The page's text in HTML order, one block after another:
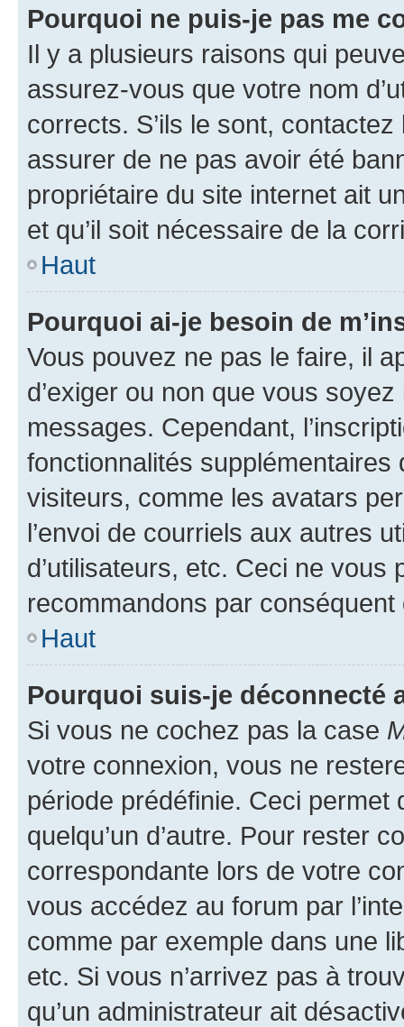
Pourquoi ne puis-je pas me
Il y a plusieurs raisons qui
assurez-vous que votre nom
corrects. S’ils le sont,
assurer de ne pas avoir été
propriétaire du site internet ait
et qu’il soit nécessaire de la
Haut
Pourquoi ai-je besoin de
Vous pouvez ne pas le faire, il
d’exiger ou non que vous
messages. Cependant,
fonctionnalités
visiteurs, comme les avatars
l’envoi de courriels aux autres
d’utilisateurs, etc. Ceci ne vous
recommandons par conséquent
Haut
Pourquoi suis-je déconnecté
Si vous ne cochez pas la case
votre connexion, vous ne
période prédéfinie. Ceci permet
quelqu’un d’autre. Pour rester
correspondante lors de votre
vous accédez au forum par
comme par exemple dans une
etc. Si vous n’arrivez pas à
qu’un administrateur ait